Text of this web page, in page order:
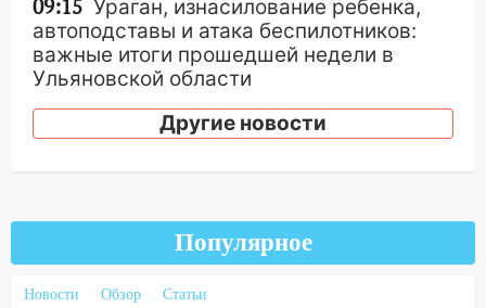
09:15 Ураган, изнасилование ребенка,
автоподставы и атака беспилотников:
важные итоги прошедшей недели в
Ульяновской области
08:20
В Ульяновске восстановили
трамвайную и троллейбусную
пропал 67-летний мужчина
08:11 На Ульяновск снова надвигается
непогода
Другие новости
Популярное
Новости Обзор
Статьи